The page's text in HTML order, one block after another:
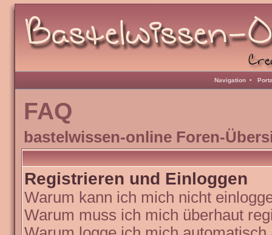
Navigation •
FAQ
bastelwissen-online Foren-
Registrieren und Einloggen
Warum kann ich mich nicht
Warum muss ich mich überhaut